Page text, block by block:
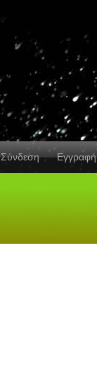
Σύνδεση Εγγραφή